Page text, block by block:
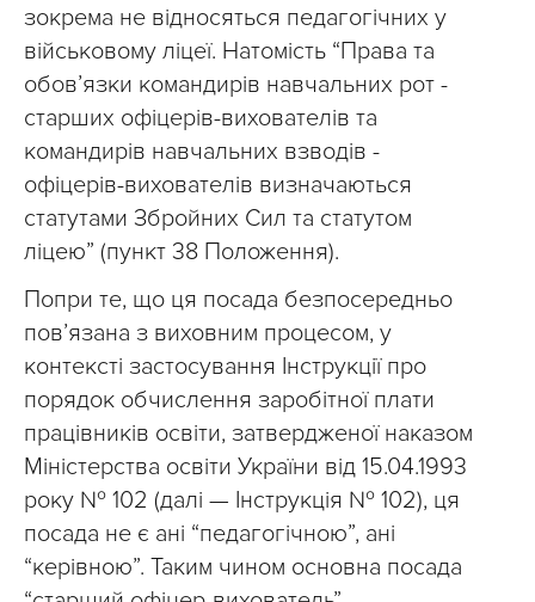
зокрема не відносяться педагогічних у
військовому ліцеї. Натомість “Права та
обов’язки командирів навчальних рот -
старших офіцерів-вихователів та
командирів навчальних взводів -
офіцерів-вихователів визначаються
статутами Збройних Сил та статутом
ліцею” (пункт 38 Положення).
Попри те, що ця посада безпосередньо
пов’язана з виховним процесом, у
контексті застосування Інструкції про
порядок обчислення заробітної плати
працівників освіти, затвердженої наказом
Міністерства освіти України від 15.04.1993
року № 102 (далі — Інструкція № 102), ця
посада не є ані “педагогічною”, ані
“керівною”. Таким чином основна посада